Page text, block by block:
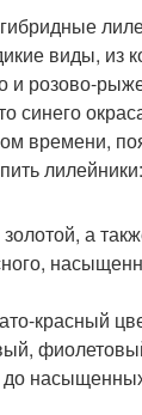
виды,
и розово-
синего
времени,
лилейники:
а
красный